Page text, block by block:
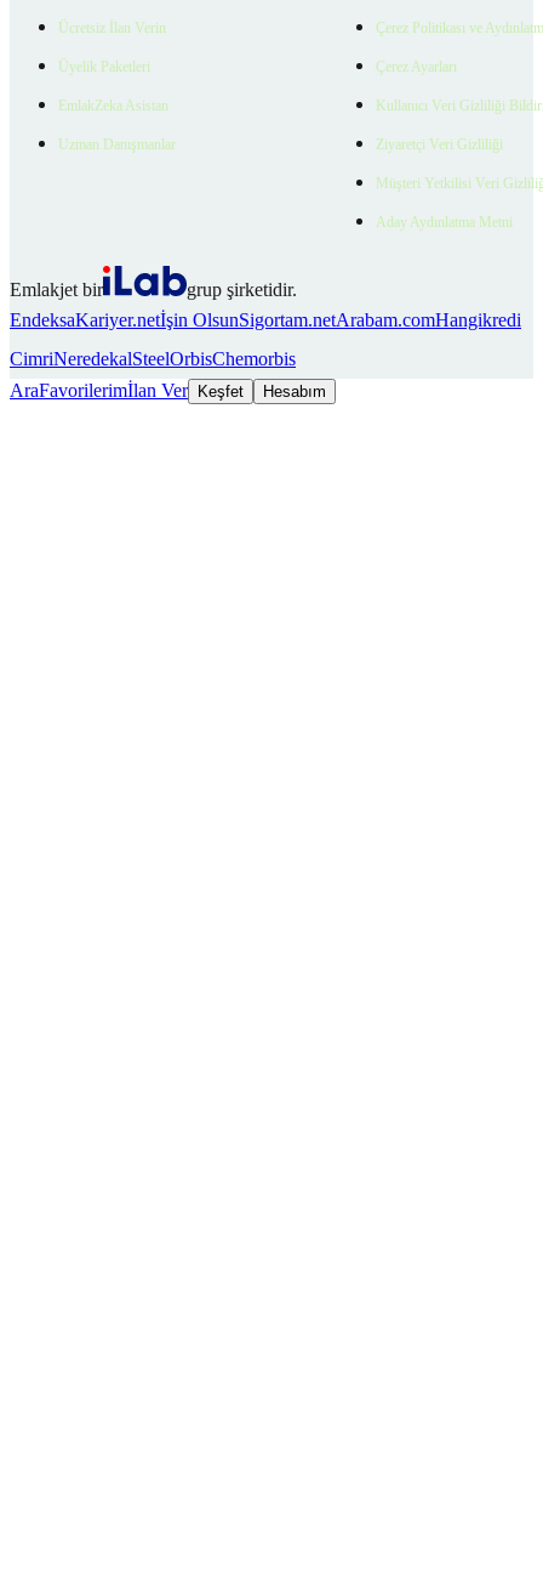
Ücretsiz İlan Verin
Üyelik Paketleri
EmlakZeka Asistan
Uzman Danışmanlar
Çerez Politikası ve
Çerez Ayarları
Kullanıcı Veri Gizliliği
Ziyaretçi Veri Gizliliği
Müşteri Yetkilisi Veri
Aday Aydınlatma Metni
Emlakjet bir
grup şirketidir.
EndeksaKariyer.netİşin OlsunSigortam.netArabam.comHangikredi
CimriNeredekalSteelOrbisChemorbis
AraFavorilerimİlan Ver Keşfet Hesabım